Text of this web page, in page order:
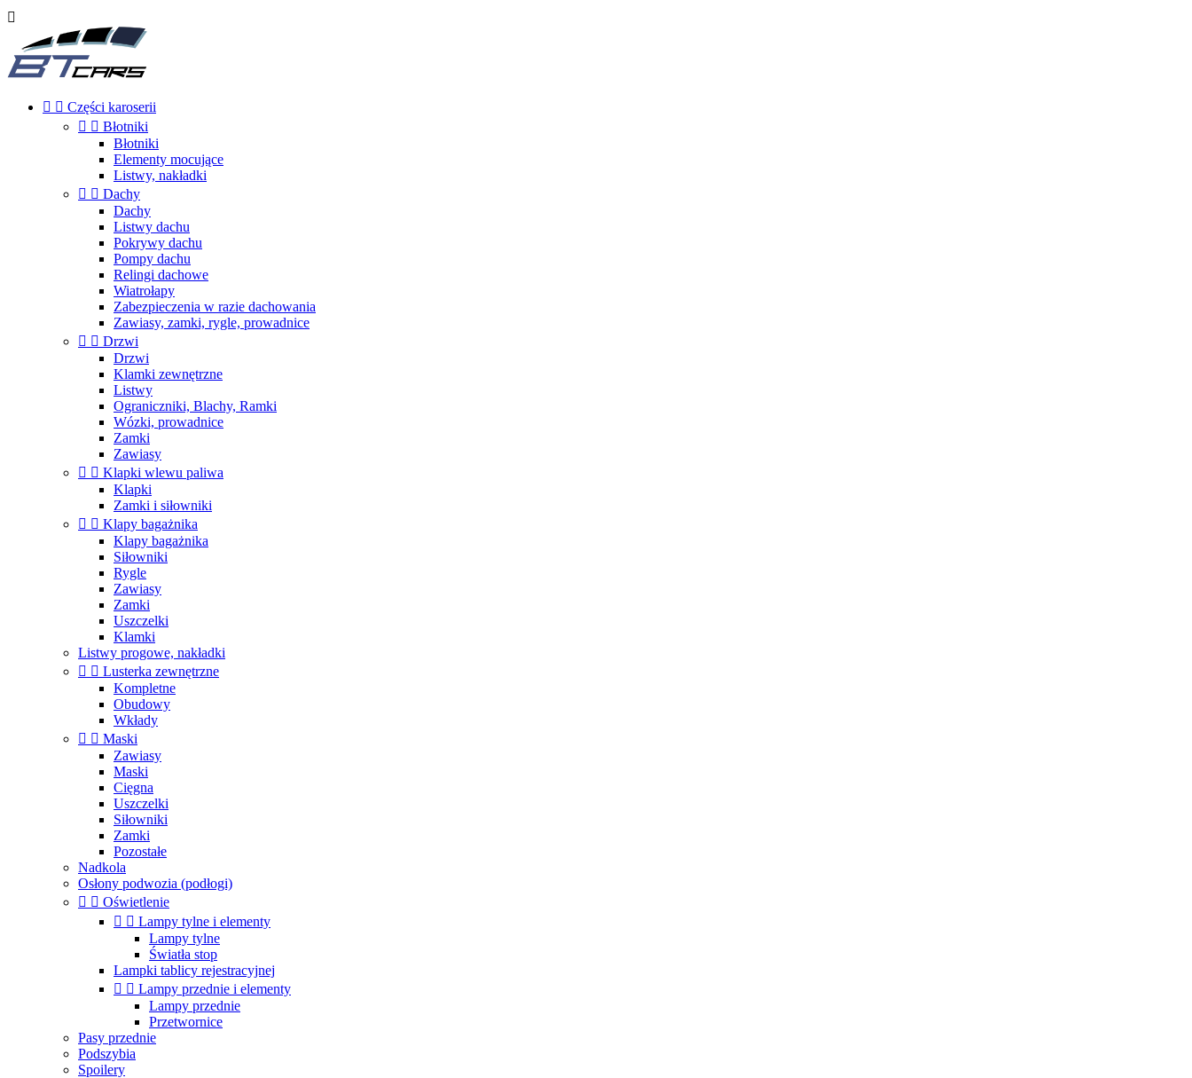

  Części karoserii
  Błotniki
Błotniki
Elementy mocujące
Listwy, nakładki
  Dachy
Dachy
Listwy dachu
Pokrywy dachu
Pompy dachu
Relingi dachowe
Wiatrołapy
Zabezpieczenia w razie dachowania
Zawiasy, zamki, rygle, prowadnice
  Drzwi
Drzwi
Klamki zewnętrzne
Listwy
Ograniczniki, Blachy, Ramki
Wózki, prowadnice
Zamki
Zawiasy
  Klapki wlewu paliwa
Klapki
Zamki i siłowniki
  Klapy bagażnika
Klapy bagażnika
Siłowniki
Rygle
Zawiasy
Zamki
Uszczelki
Klamki
Listwy progowe, nakładki
  Lusterka zewnętrzne
Kompletne
Obudowy
Wkłady
  Maski
Zawiasy
Maski
Cięgna
Uszczelki
Siłowniki
Zamki
Pozostałe
Nadkola
Osłony podwozia (podłogi)
  Oświetlenie
  Lampy tylne i elementy
Lampy tylne
Światła stop
Lampki tablicy rejestracyjnej
  Lampy przednie i elementy
Lampy przednie
Przetwornice
Pasy przednie
Podszybia
Spoilery